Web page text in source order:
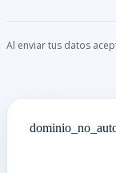
Al enviar tus datos